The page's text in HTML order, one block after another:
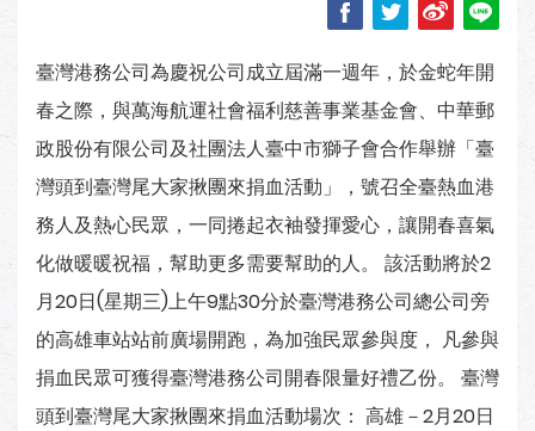
臺灣港務公司為慶祝公司成立屆滿一週年，於金蛇年開
春之際，與萬海航運社會福利慈善事業基金會、中華郵
政股份有限公司及社團法人臺中市獅子會合作舉辦「臺
灣頭到臺灣尾大家揪團來捐血活動」，號召全臺熱血港
務人及熱心民眾，一同捲起衣袖發揮愛心，讓開春喜氣
化做暖暖祝福，幫助更多需要幫助的人。 該活動將於2
月20日(星期三)上午9點30分於臺灣港務公司總公司旁
的高雄車站站前廣場開跑，為加強民眾參與度， 凡參與
捐血民眾可獲得臺灣港務公司開春限量好禮乙份。 臺灣
頭到臺灣尾大家揪團來捐血活動場次： 高雄－2月20日